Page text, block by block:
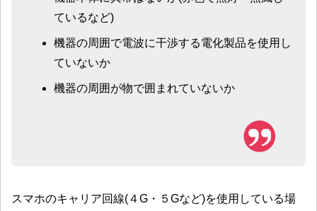
ているなど)
機器の周囲で電波に干渉する電化製品を使用し
ていないか
機器の周囲が物で囲まれていないか
スマホのキャリア回線(４G・５Gなど)を使用している場